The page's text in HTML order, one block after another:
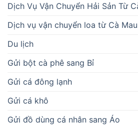
Dịch Vụ Vận Chuyển Hải Sản Từ
Dịch vụ vận chuyển loa từ Cà
Du lịch
Gửi bột cà phê sang Bỉ
Gửi cá đông lạnh
Gửi cá khô
Gửi đồ dùng cá nhân sang Áo